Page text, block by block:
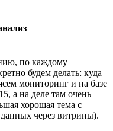
по каждому
будем делать: куда
мониторинг и на базе
а на деле там очень
хорошая тема с
через витрины).